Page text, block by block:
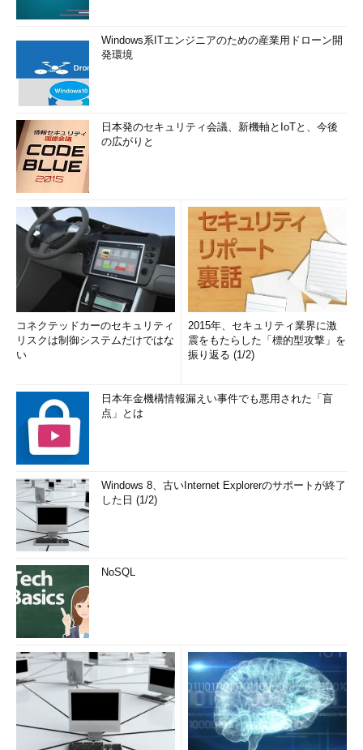
Windows系ITエンジニアのための産業用ドローン開
発環境
日本発のセキュリティ会議、新機軸とIoTと、今後
の広がりと
コネクテッドカーのセキュリティ
リスクは制御システムだけではな
い
2015年、セキュリティ業界に激
震をもたらした「標的型攻撃」を
振り返る (1/2)
日本年金機構情報漏えい事件でも悪用された「盲
点」とは
Windows 8、古いInternet Explorerのサポートが終了
した日 (1/2)
NoSQL